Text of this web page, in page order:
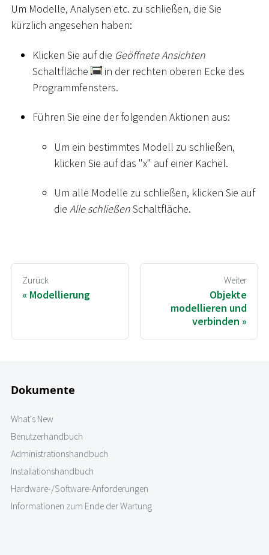
Um Modelle, Analysen etc. zu schließen, die Sie
kürzlich angesehen haben:
Klicken Sie auf die Geöffnete Ansichten
Schaltfläche
in der rechten oberen Ecke des
Programmfensters.
Führen Sie eine der folgenden Aktionen aus:
Um ein bestimmtes Modell zu schließen,
klicken Sie auf das "x" auf einer Kachel.
Um alle Modelle zu schließen, klicken Sie auf
die Alle schließenSchaltfläche.
Zurück
Modellierung
Weiter
Objekte
modellieren und
verbinden
Dokumente
What's New
Benutzerhandbuch
Administrationshandbuch
Installationshandbuch
Hardware-/Software-Anforderungen
Informationen zum Ende der Wartung